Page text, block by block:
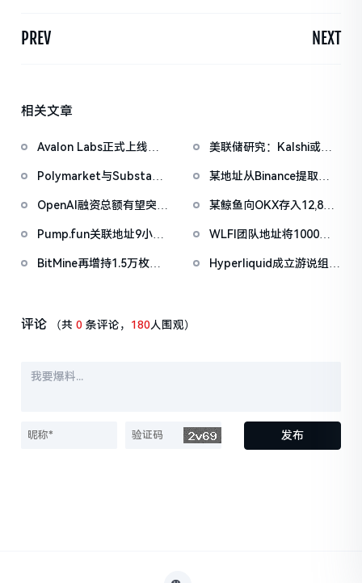
PREV NEXT
相关文章
Avalon Labs正式上线
美联储研究：Kalshi或可
工具
Polymarket与Substack
数据至新闻内容
某地址从Binance提取
722万美元
OpenAI融资总额有望突破
某鲸鱼向OKX存入12,840
Pump.fun关联地址9小时
PUMP
WLFI团队地址将1000万
BitMine再增持1.5万枚
Hyperliquid成立游说组织
评论 （共0 条评论， 180人围观）
发布